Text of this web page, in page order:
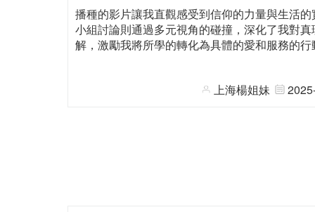
播種的影片讓我直觀感受到信仰的力量與生活的
小組討論則通過多元視角的碰撞，深化了我對真
解，激勵我將所學的轉化為具體的愛和服務的行
上海楊姐妹